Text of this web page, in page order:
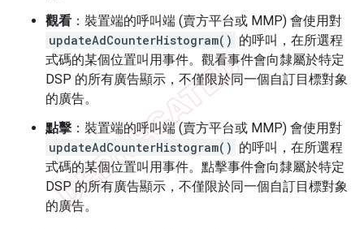
觀看 ：裝置端的呼叫端 (賣方平台或 MMP) 會使用對
updateAdCounterHistogram() 的呼叫，在所選程
式碼的某個位置叫用事件。觀看事件會向隸屬於特定
DSP 的所有廣告顯示，不僅限於同一個自訂目標對象
的廣告。
點擊 ：裝置端的呼叫端 (賣方平台或 MMP) 會使用對
updateAdCounterHistogram() 的呼叫，在所選程
式碼的某個位置叫用事件。點擊事件會向隸屬於特定
DSP 的所有廣告顯示，不僅限於同一個自訂目標對象
的廣告。